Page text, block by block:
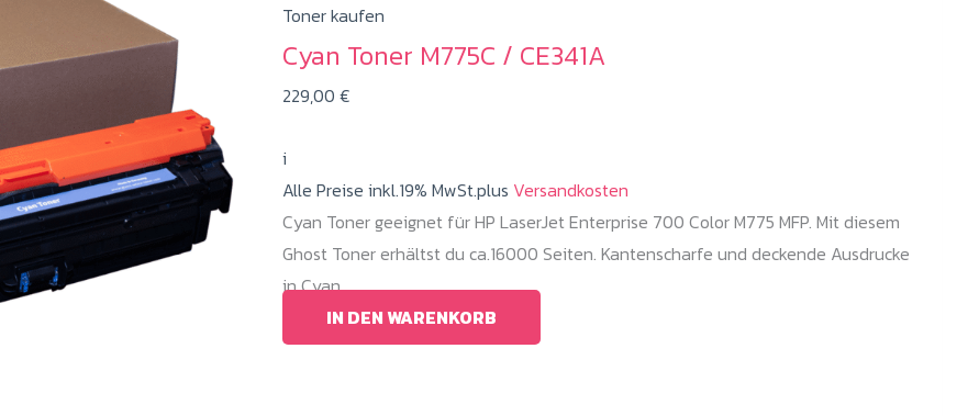
Toner kaufen
Cyan Toner M775C / CE341A
229,00 €
i
Alle Preise inkl.19% MwSt.plus Versandkosten
Cyan Toner geeignet für HP LaserJet Enterprise 700 Color M775 MFP. Mit diesem
Ghost Toner erhältst du ca.16000 Seiten. Kantenscharfe und deckende Ausdrucke
in Cyan.
IN DEN WARENKORB